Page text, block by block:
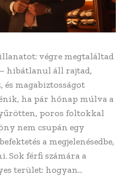
végre megtaláltad
hibátlanul áll rajtad,
magabiztosságot
ha pár hónap múlva a
poros foltokkal
nem csupán egy
a megjelenésedbe,
Sok férfi számára a
terület: hogyan...